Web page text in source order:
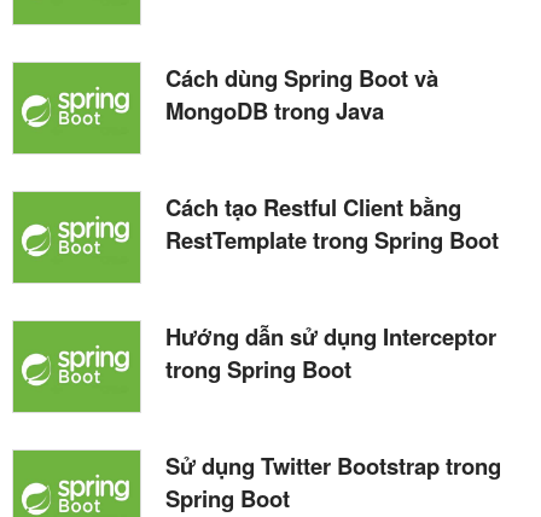
Cách dùng Spring Boot và
MongoDB trong Java
Cách tạo Restful Client bằng
RestTemplate trong Spring Boot
Hướng dẫn sử dụng Interceptor
trong Spring Boot
Sử dụng Twitter Bootstrap trong
Spring Boot